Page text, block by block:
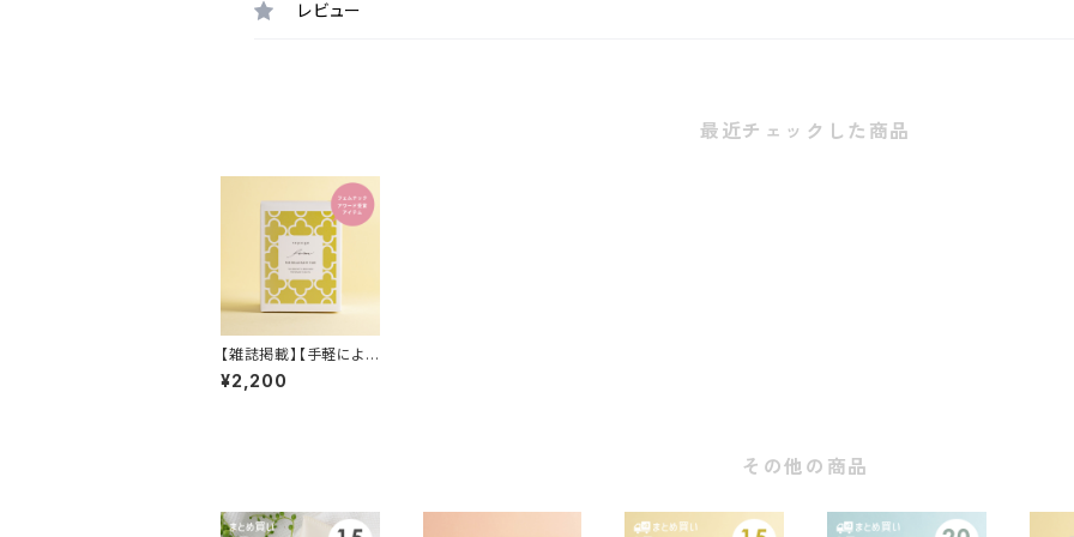
レビュー
最近チェックした商品
【雑誌掲載】【手軽によも
ぎ蒸し気分が楽しめる
入浴料/温活】FOR REL
¥2,200
その他の商品